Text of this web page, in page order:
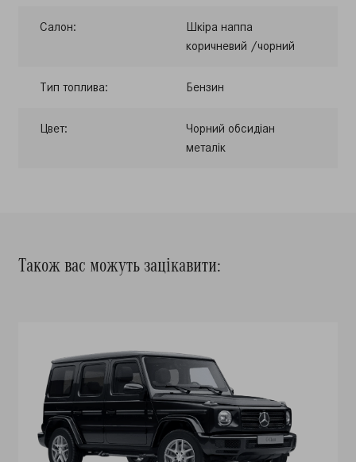
Салон:
Шкіра наппа
коричневий /чорний
Тип топлива: Бензин
Цвет:
Чорний обсидіан
металік
Також вас можуть зацікавити: